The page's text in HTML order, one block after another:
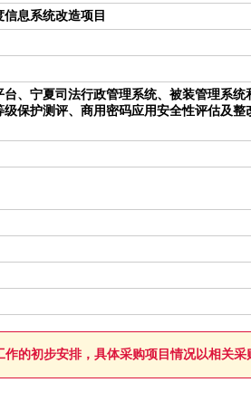
息系统改造项目
、宁夏司法行政管理系统、被装管理系统
保护测评、商用密码应用安全性评估及
的初步安排，具体采购项目情况以相关采